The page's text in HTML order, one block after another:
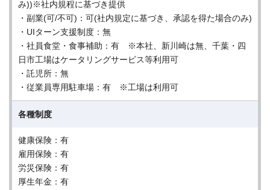
み))※社内規程に基づき提供
・副業(可/不可)：可(社内規定に基づき、承認を得た場合のみ)
・UIターン支援制度：無
・社員食堂・食事補助：有 ※本社、新川崎は無、千葉・四
日市工場はケータリングサービス等利用可
・託児所：無
・従業員専用駐車場：有 ※工場は利用可
各種制度
健康保険：有
雇用保険：有
労災保険：有
厚生年金：有